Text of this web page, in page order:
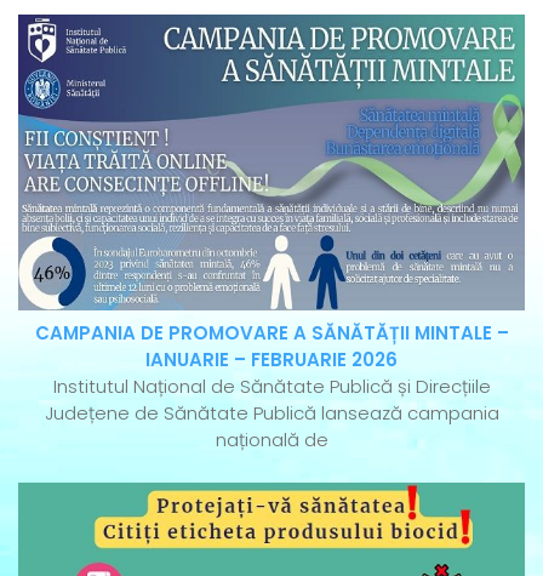
CAMPANIA DE PROMOVARE A SĂNĂTĂȚII MINTALE –
IANUARIE – FEBRUARIE 2026
Institutul Național de Sănătate Publică și Direcțiile
Județene de Sănătate Publică lansează campania
națională de